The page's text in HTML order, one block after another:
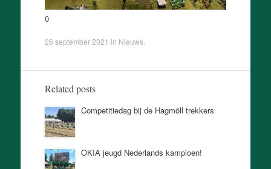
0
26 september 2021 in Nieuws.
Related posts
Competitiedag bij de Hagmöll trekkers
OKIA jeugd Nederlands kampioen!